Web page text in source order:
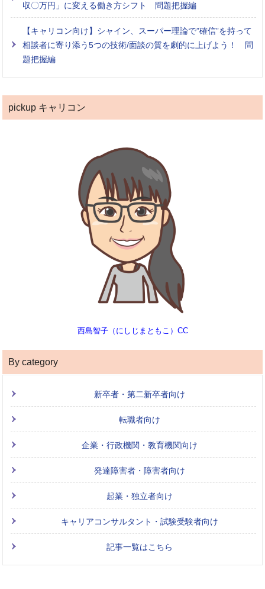
収〇万円」に変える働き方シフト 問題把握編
【キャリコン向け】シャイン、スーパー理論で”確信”を持って
相談者に寄り添う5つの技術/面談の質を劇的に上げよう！ 問
題把握編
pickup キャリコン
西島智子（にしじまともこ）CC
By category
新卒者・第二新卒者向け
転職者向け
企業・行政機関・教育機関向け
発達障害者・障害者向け
起業・独立者向け
キャリアコンサルタント・試験受験者向け
記事一覧はこちら